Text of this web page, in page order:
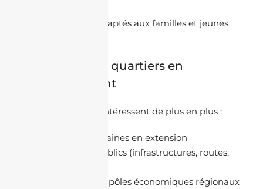
Logements adaptés aux familles et jeunes
b. Miser sur les quartiers en
développement
Les investisseurs s’intéressent de plus en plus :
Aux zones urbaines en extension
Aux projets publics (infrastructures, routes,
Aux nouveaux pôles économiques régionaux